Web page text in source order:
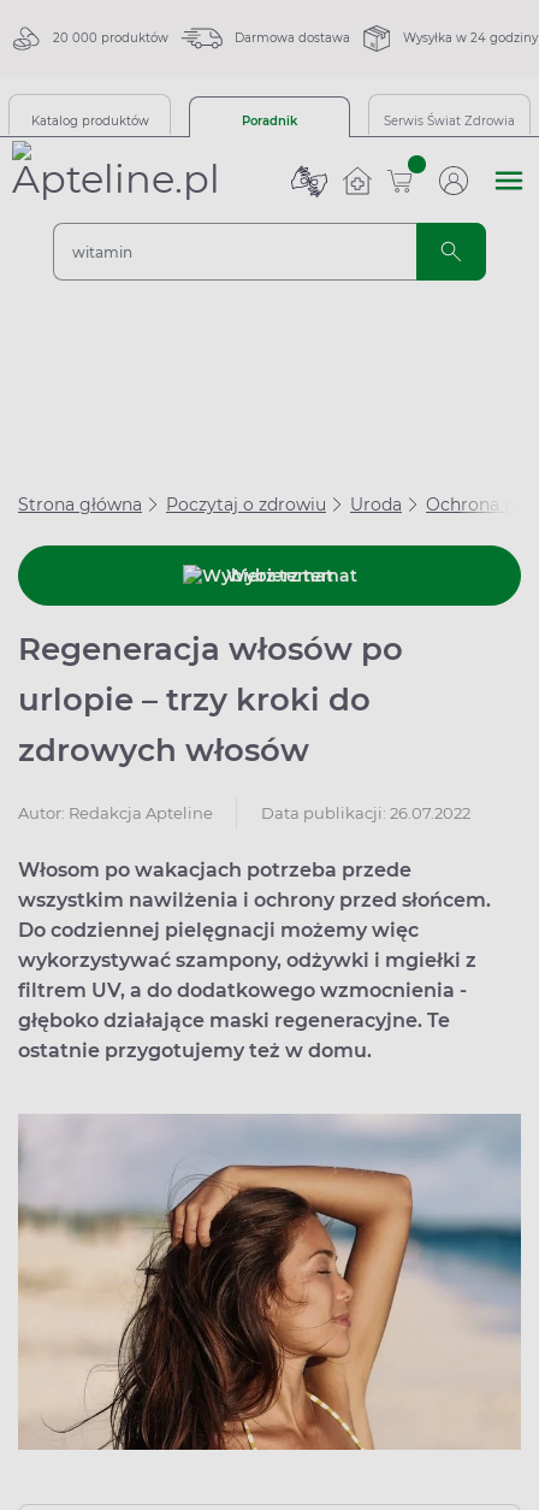
20 000 produktów Darmowa dostawa Wysyłka w 24 godziny
Katalog produktów Poradnik Serwis Świat Zdrowia
sztuk
Strona główna Poczytaj o zdrowiu Uroda Ochrona
Wybierz temat
Regeneracja włosów po
urlopie – trzy kroki do
zdrowych włosów
Autor: Redakcja Apteline Data publikacji: 26.07.2022
Włosom po wakacjach potrzeba przede
wszystkim nawilżenia i ochrony przed słońcem.
Do codziennej pielęgnacji możemy więc
wykorzystywać szampony, odżywki i mgiełki z
filtrem UV, a do dodatkowego wzmocnienia -
głęboko działające maski regeneracyjne. Te
ostatnie przygotujemy też w domu.